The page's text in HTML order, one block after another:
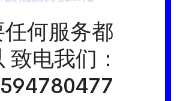
任何服务都
致电我们：